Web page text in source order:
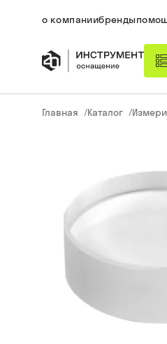
о компаниибренды
Главная /Каталог /